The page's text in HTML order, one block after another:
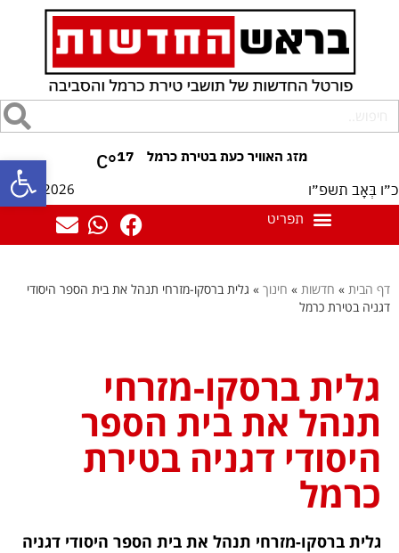
פתח 17
°C
כ״ו בְּאָב תשפ״ו 09/08/2026
דף הבית » חדשות » חינוך » גלית ברסקו-מזרחי תנהל את בית הספר היסודי
דגניה בטירת כרמל
גלית ברסקו-מזרחי
תנהל את בית הספר
היסודי דגניה בטירת
כרמל
גלית ברסקו-מזרחי תנהל את בית הספר היסודי דגניה